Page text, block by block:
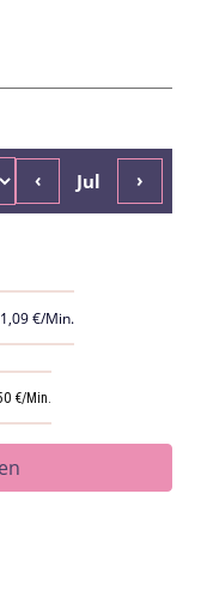
‹ Jul ›
1,09 €/Min.
€/Min.